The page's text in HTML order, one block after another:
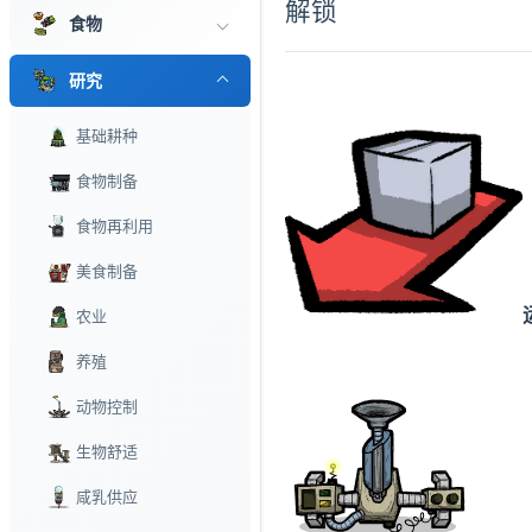
食物
研究
基础耕种
食物制备
食物再利用
美食制备
农业
养殖
动物控制
生物舒适
咸乳供应
解锁